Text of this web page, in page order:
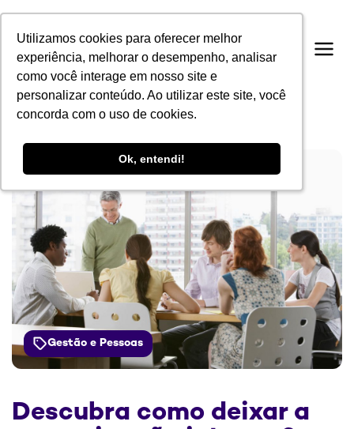
Utilizamos cookies para oferecer melhor
experiência, melhorar o desempenho, analisar
como você interage em nosso site e
personalizar conteúdo. Ao utilizar este site, você
concorda com o uso de cookies.
Ok, entendi!
Utilizamos cookies para oferecer melhor
experiência, melhorar o desempenho, analisar
como você interage em nosso site e
personalizar conteúdo. Ao utilizar este site, você
concorda com o uso de cookies.
Ok, entendi!
Gestão e Pessoas
Descubra como deixar a